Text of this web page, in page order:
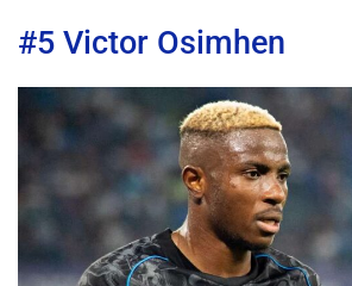
#5 Victor Osimhen